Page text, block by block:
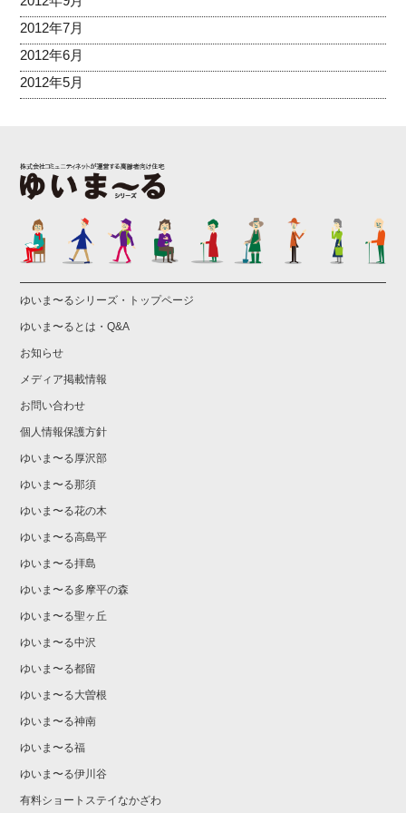
2012年7月
2012年6月
2012年5月
ゆいま〜るシリーズ・トップページ
ゆいま〜るとは・Q&A
お知らせ
メディア掲載情報
お問い合わせ
個人情報保護方針
ゆいま〜る厚沢部
ゆいま〜る那須
ゆいま〜る花の木
ゆいま〜る高島平
ゆいま〜る拝島
ゆいま〜る多摩平の森
ゆいま〜る聖ヶ丘
ゆいま〜る中沢
ゆいま〜る都留
ゆいま〜る大曽根
ゆいま〜る神南
ゆいま〜る福
ゆいま〜る伊川谷
有料ショートステイなかざわ